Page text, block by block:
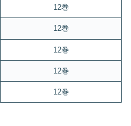
12巻
12巻
12巻
12巻
12巻